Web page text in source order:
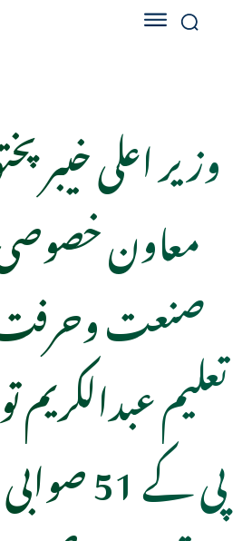
وزیر اعلی خیبر
معاون
صنعت وحرفت
تعلیم
پی کے